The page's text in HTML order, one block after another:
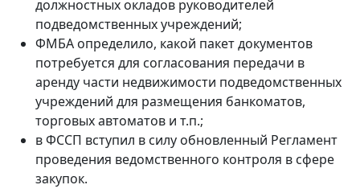
должностных окладов руководителей
подведомственных учреждений;
ФМБА определило, какой пакет документов
потребуется для согласования передачи в
аренду части недвижимости подведомственных
учреждений для размещения банкоматов,
торговых автоматов и т.п.;
в ФССП вступил в силу обновленный Регламент
проведения ведомственного контроля в сфере
закупок.